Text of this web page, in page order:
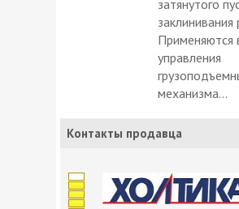
затянутого
заклинивания
Применяются
управления
механизма...
Контакты продавца